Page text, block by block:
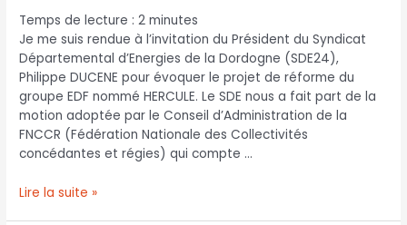
Temps de lecture :2 minutes
Je me suis rendue à l’invitation du Président du Syndicat
Départemental d’Energies de la Dordogne (SDE24),
Philippe DUCENE pour évoquer le projet de réforme du
groupe EDF nommé HERCULE. Le SDE nous a fait part de la
motion adoptée par le Conseil d’Administration de la
FNCCR (Fédération Nationale des Collectivités
concédantes et régies) qui compte …
Lire la suite »